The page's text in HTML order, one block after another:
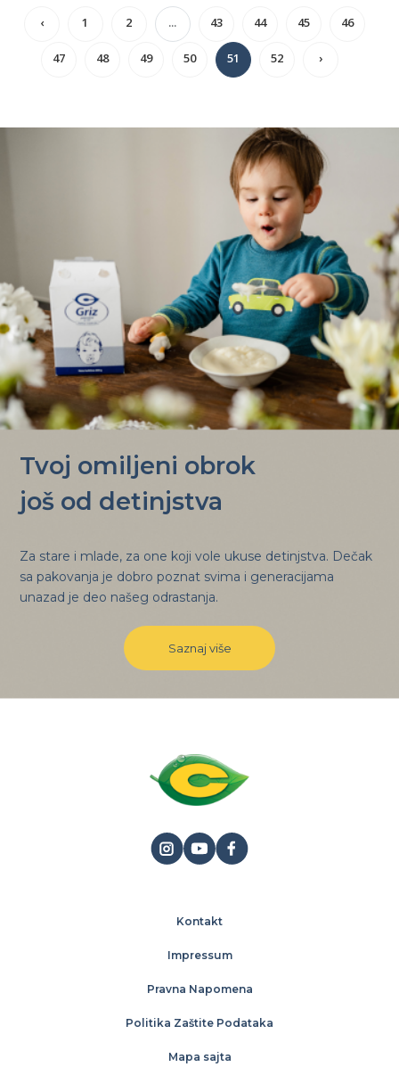
‹ 1 2 ... 43 44 45 46
47 48 49 50 51 52 ›
Tvoj omiljeni obrok
još od detinjstva
Za stare i mlade, za one koji vole ukuse detinjstva. Dečak
sa pakovanja je dobro poznat svima i generacijama
unazad je deo našeg odrastanja.
Saznaj više
Kontakt
Impressum
Pravna Napomena
Politika Zaštite Podataka
Mapa sajta